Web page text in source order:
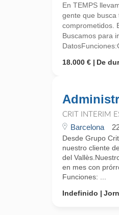
En TEMPS
gente que busca
comprometidos.
Buscamos para
18.000 €
De
CRIT INTERIM
Barcelona
Desde Grupo
nuestro cliente
del
en mes con
Funciones: ...
Indefinido